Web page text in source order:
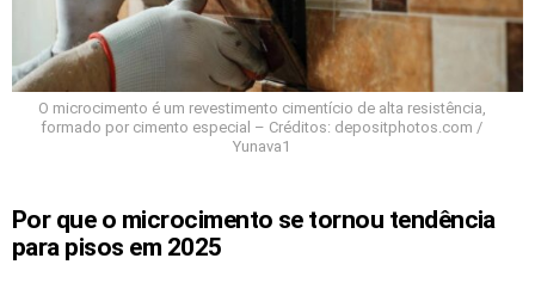
O microcimento é um revestimento cimentício de alta resistência,
formado por cimento especial – Créditos: depositphotos.com /
Yunava1
Por que o microcimento se tornou tendência
para pisos em 2025